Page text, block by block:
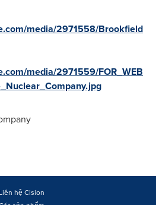
media/2971558/Brookfield
media/2971559/FOR_WEB
Liên hệ Cision